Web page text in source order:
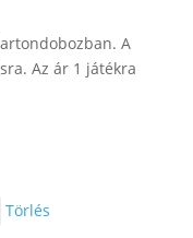
A
Az ár 1 játékra
Törlés